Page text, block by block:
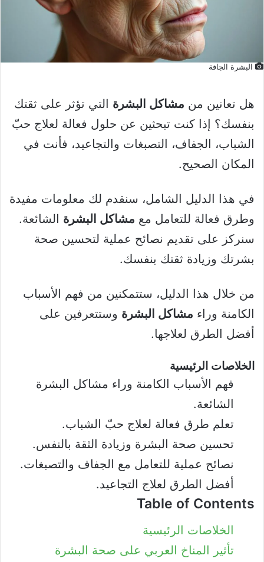
البشرة الجافة
هل تعانين من مشاكل البشرة التي تؤثر على ثقتك
بنفسك؟ إذا كنت تبحثين عن حلول فعالة لعلاج حبّ
الشباب، الجفاف، التصبغات والتجاعيد، فأنت في
المكان الصحيح.
في هذا الدليل الشامل، سنقدم لك معلومات مفيدة
وطرق فعالة للتعامل مع مشاكل البشرة الشائعة.
سنركز على تقديم نصائح عملية لتحسين صحة
بشرتك وزيادة ثقتك بنفسك.
من خلال هذا الدليل، ستتمكنين من فهم الأسباب
الكامنة وراء مشاكل البشرة وستتعرفين على
أفضل الطرق لعلاجها.
الخلاصات الرئيسية
فهم الأسباب الكامنة وراء مشاكل البشرة
الشائعة.
تعلم طرق فعالة لعلاج حبّ الشباب.
تحسين صحة البشرة وزيادة الثقة بالنفس.
نصائح عملية للتعامل مع الجفاف والتصبغات.
أفضل الطرق لعلاج التجاعيد.
Table of Contents
الخلاصات الرئيسية
تأثير المناخ العربي على صحة البشرة